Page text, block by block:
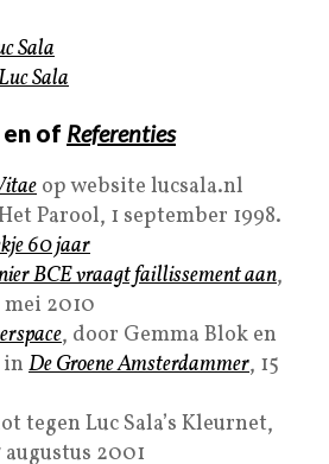
Sala
Sala
en of Referenties
op website lucsala.nl
Parool, 1 september 1998.
60 jaar
BCE vraagt faillissement aan,
mei 2010
, door Gemma Blok en
inDe Groene Amsterdammer, 15
tegen Luc Sala’s Kleurnet,
augustus 2001